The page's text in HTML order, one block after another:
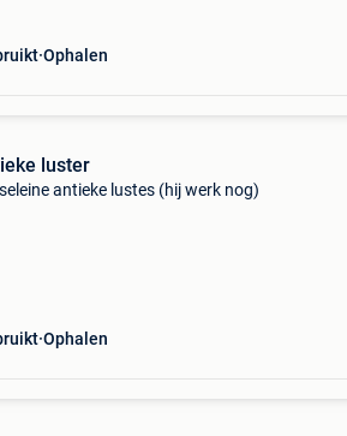
Ophalen
luster
antieke lustes (hij werk nog)
Ophalen